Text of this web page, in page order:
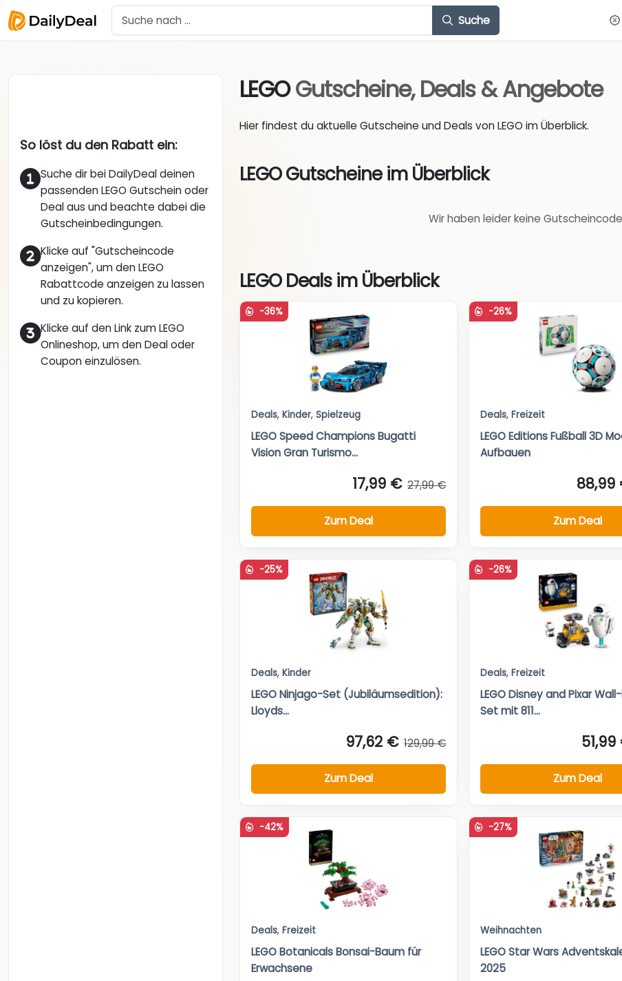
Suche
So löst du den Rabatt ein:
Suche dir bei DailyDeal deinen
passenden LEGO Gutschein oder
Deal aus und beachte dabei die
Gutscheinbedingungen.
Klicke auf "Gutscheincode
anzeigen", um den LEGO
Rabattcode anzeigen zu lassen
und zu kopieren.
Klicke auf den Link zum LEGO
Onlineshop, um den Deal oder
Coupon einzulösen.
LEGOGutscheine, Deals & Angebote
Hier findest du aktuelle Gutscheine und Deals von LEGO im Überblick.
LEGO Gutscheine im Überblick
Wir haben leider keine
LEGO Deals im Überblick
-36%
Deals, Kinder, Spielzeug
LEGO Speed Champions Bugatti
Vision Gran Turismo...
17,99 € 27,99 €
Zum Deal
-26%
Deals,Freizeit
LEGO Editions Fußball 3D
Aufbauen
88,99
Zum Deal
-25%
Deals, Kinder
LEGO Ninjago-Set (Jubiläumsedition):
Lloyds...
97,62 € 129,99 €
Zum Deal
-26%
Deals,Freizeit
LEGO Disney and Pixar Wall-
Set mit 811...
Zum Deal
-42%
Deals, Freizeit
LEGO Botanicals Bonsai-Baum für
Erwachsene
-27%
Weihnachten
LEGO Star Wars
2025